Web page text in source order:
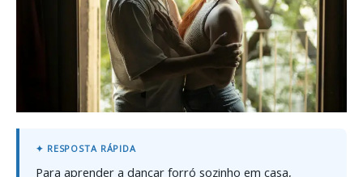
Para aprender a dançar forró sozinho em casa,